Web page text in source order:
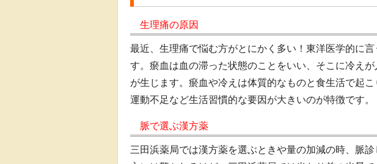
生理痛の原因
最近、生理痛で悩む方がとにかく多い！東洋医学的に
す。瘀血は血の滞った状態のことをいい、そこに冷えが
が生じます。瘀血や冷えは体質的なものと食生活で起
運動不足など生活習慣的な要因が大きいのが特徴です。
脈で選ぶ漢方薬
三田浜薬局では漢方薬を選ぶときや量の加減の時、脈